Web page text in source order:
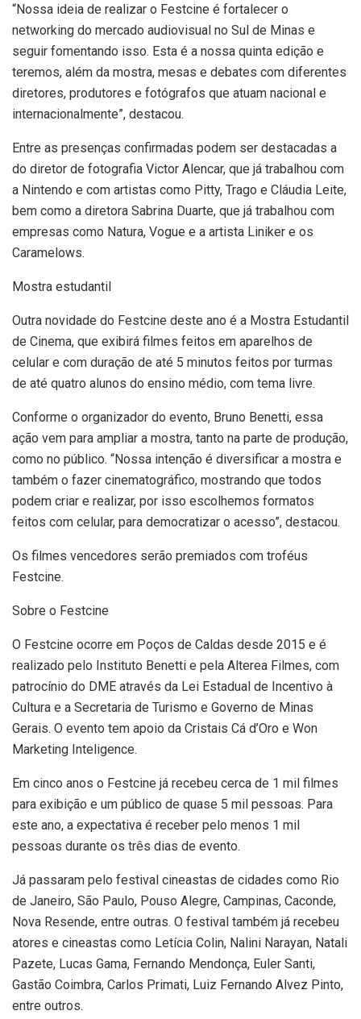
“Nossa ideia de realizar o Festcine é fortalecer o
networking do mercado audiovisual no Sul de Minas e
seguir fomentando isso. Esta é a nossa quinta edição e
teremos, além da mostra, mesas e debates com diferentes
diretores, produtores e fotógrafos que atuam nacional e
internacionalmente”, destacou.
Entre as presenças confirmadas podem ser destacadas a
do diretor de fotografia Victor Alencar, que já trabalhou com
a Nintendo e com artistas como Pitty, Trago e Cláudia Leite,
bem como a diretora Sabrina Duarte, que já trabalhou com
empresas como Natura, Vogue e a artista Liniker e os
Caramelows.
Mostra estudantil
Outra novidade do Festcine deste ano é a Mostra Estudantil
de Cinema, que exibirá filmes feitos em aparelhos de
celular e com duração de até 5 minutos feitos por turmas
de até quatro alunos do ensino médio, com tema livre.
Conforme o organizador do evento, Bruno Benetti, essa
ação vem para ampliar a mostra, tanto na parte de produção,
como no público. “Nossa intenção é diversificar a mostra e
também o fazer cinematográfico, mostrando que todos
podem criar e realizar, por isso escolhemos formatos
feitos com celular, para democratizar o acesso”, destacou.
Os filmes vencedores serão premiados com troféus
Festcine.
Sobre o Festcine
O Festcine ocorre em Poços de Caldas desde 2015 e é
realizado pelo Instituto Benetti e pela Alterea Filmes, com
patrocínio do DME através da Lei Estadual de Incentivo à
Cultura e a Secretaria de Turismo e Governo de Minas
Gerais. O evento tem apoio da Cristais Cá d’Oro e Won
Marketing Inteligence.
Em cinco anos o Festcine já recebeu cerca de 1 mil filmes
para exibição e um público de quase 5 mil pessoas. Para
este ano, a expectativa é receber pelo menos 1 mil
pessoas durante os três dias de evento.
Já passaram pelo festival cineastas de cidades como Rio
de Janeiro, São Paulo, Pouso Alegre, Campinas, Caconde,
Nova Resende, entre outras. O festival também já recebeu
atores e cineastas como Letícia Colin, Nalini Narayan, Natali
Pazete, Lucas Gama, Fernando Mendonça, Euler Santi,
Gastão Coimbra, Carlos Primati, Luiz Fernando Alvez Pinto,
entre outros.